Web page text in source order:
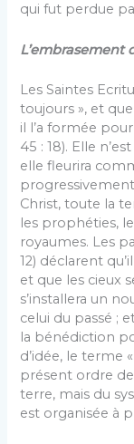
qui fut perdue
L’embrasement
Les Saintes
toujours », et
il l’a formée
45 : 18). Elle
elle fleurira
Christ, toute la
les prophéties,
royaumes. Les
12) déclarent
et que les cieux
s’installera un
celui du passé ;
la bénédiction
d’idée, le terme
présent ordre de
terre, mais du
est organisée à